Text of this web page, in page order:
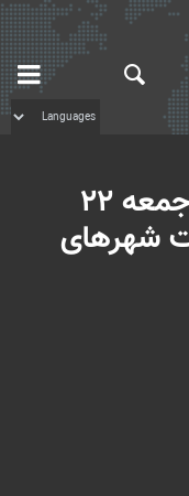
آمار کرونا امروز در ایران (جمعه ۲۲
وضعیت شهرهای